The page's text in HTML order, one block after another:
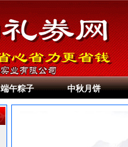
端午粽子 中秋月饼